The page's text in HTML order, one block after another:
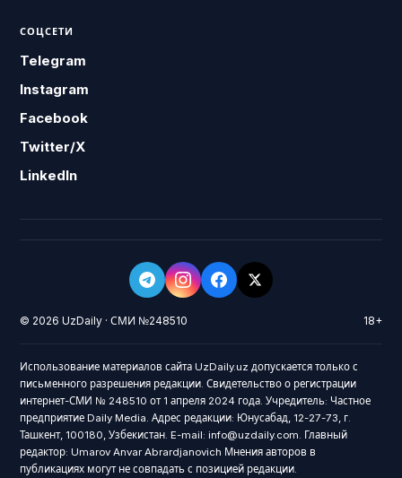
СОЦСЕТИ
Telegram
Instagram
Facebook
Twitter/X
LinkedIn
© 2026 UzDaily · СМИ №248510 18+
Использование материалов сайта UzDaily.uz допускается только с
письменного разрешения редакции. Свидетельство о регистрации
интернет-СМИ № 248510 от 1 апреля 2024 года. Учредитель: Частное
предприятие Daily Media. Адрес редакции: Юнусабад, 12-27-73, г.
Ташкент, 100180, Узбекистан. E-mail: info@uzdaily.com. Главный
редактор: Umarov Anvar Abrardjanovich Мнения авторов в
публикациях могут не совпадать с позицией редакции.